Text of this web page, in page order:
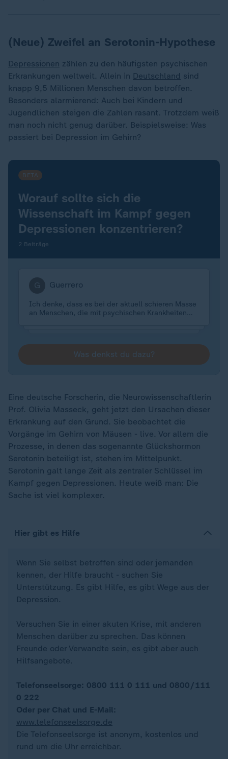
(Neue) Zweifel an Serotonin-Hypothese
Depressionen zählen zu den häufigsten psychischen
Erkrankungen weltweit. Allein in Deutschland sind
knapp 9,5 Millionen Menschen davon betroffen.
Besonders alarmierend: Auch bei Kindern und
Jugendlichen steigen die Zahlen rasant. Trotzdem weiß
man noch nicht genug darüber. Beispielsweise: Was
passiert bei Depression im Gehirn?
BETA
Worauf sollte sich die
Wissenschaft im Kampf gegen
Depressionen konzentrieren?
2 Beiträge
G Guerrero
Ich denke, dass es bei der aktuell schieren Masse
an Menschen, die mit psychischen Krankheiten
das nicht priorisieren würde eigentlich), dass die
Entwicklung von Online-Programmen, Apps, KI
Was denkst du dazu?
Eine deutsche Forscherin, die Neurowissenschaftlerin
Prof. Olivia Masseck, geht jetzt den Ursachen dieser
Erkrankung auf den Grund. Sie beobachtet die
Vorgänge im Gehirn von Mäusen - live. Vor allem die
Prozesse, in denen das sogenannte Glückshormon
Serotonin beteiligt ist, stehen im Mittelpunkt.
Serotonin galt lange Zeit als zentraler Schlüssel im
Kampf gegen Depressionen. Heute weiß man: Die
Sache ist viel komplexer.
Hier gibt es Hilfe
Wenn Sie selbst betroffen sind oder jemanden
kennen, der Hilfe braucht - suchen Sie
Unterstützung. Es gibt Hilfe, es gibt Wege aus der
Depression.
Versuchen Sie in einer akuten Krise, mit anderen
Menschen darüber zu sprechen. Das können
Freunde oder Verwandte sein, es gibt aber auch
Hilfsangebote.
Telefonseelsorge: 0800 111 0 111 und 0800/111
0 222
Oder per Chat und E-Mail:
www.telefonseelsorge.de
Die Telefonseelsorge ist anonym, kostenlos und
rund um die Uhr erreichbar.